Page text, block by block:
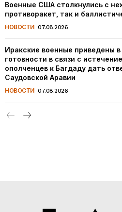
Военные США столкнулись с
противоракет, так и
НОВОСТИ 07.08.2026
Иракские военные приведены
готовности в связи с
ополченцев к Багдаду дать
Саудовской Аравии
НОВОСТИ 07.08.2026